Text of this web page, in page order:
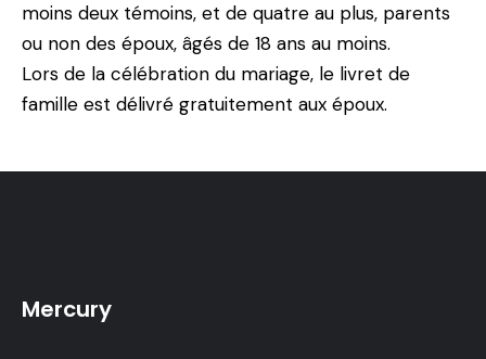
moins deux témoins, et de quatre au plus, parents
ou non des époux, âgés de 18 ans au moins.
Lors de la célébration du mariage, le livret de
famille est délivré gratuitement aux époux.
Mercury